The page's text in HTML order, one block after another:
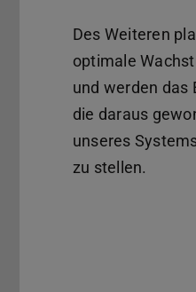
Des Weiteren
optimale
und werden das
die daraus
unseres
zu stellen.